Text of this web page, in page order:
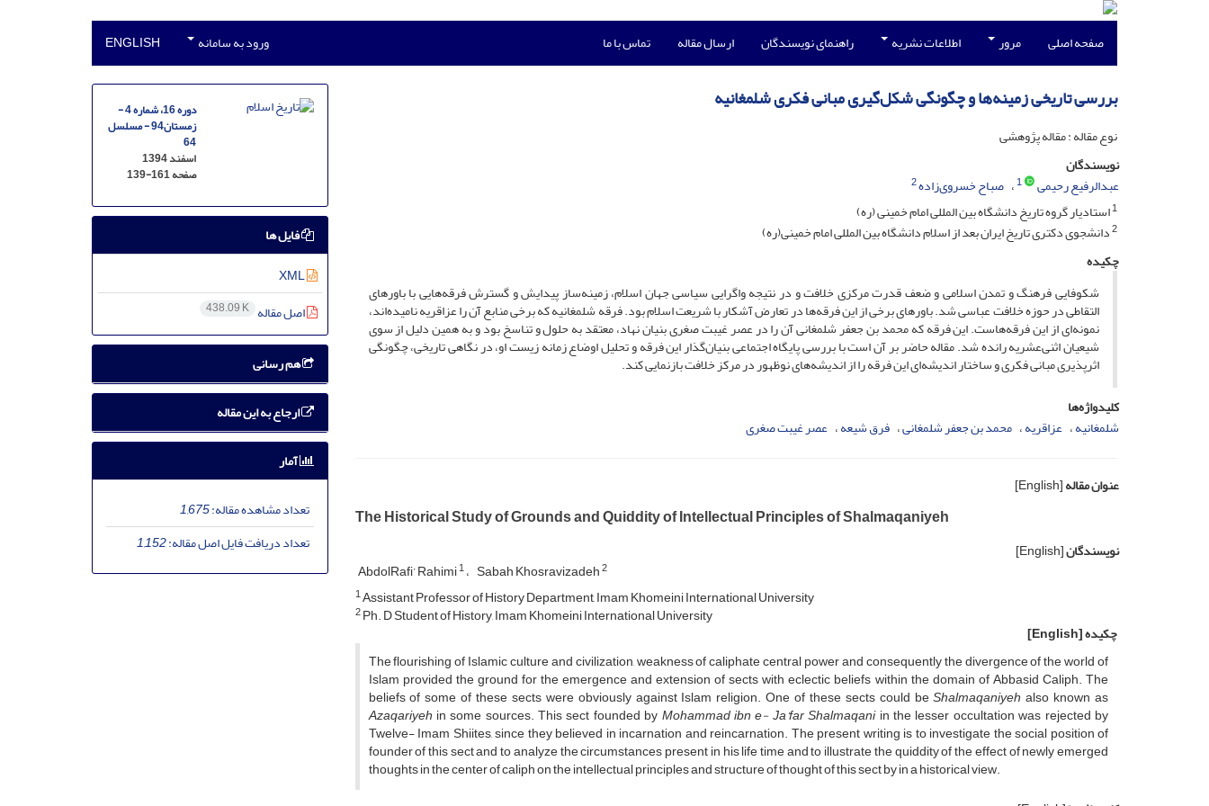
صفحه اصلی مرور اطلاعات نشریه راهنمای نویسندگان ارسال مقاله تماس با ما ورود به سامانه ENGLISH
بررسی تاریخی زمینه‌ها و چگونگی شکل‌گیری مبانی فکری شلمغانیه
نوع مقاله : مقاله پژوهشی
نویسندگان
عبدالرفیع رحیمی
1 صباح خسروی‌زاده2
1استادیار گروه تاریخ دانشگاه بین المللی امام خمینی (ره)
2دانشجوی دکتری تاریخ ایران بعد از اسلام دانشگاه بین المللی امام خمینی(ره)
چکیده
شکوفایی فرهنگ و تمدن اسلامی و ضعف قدرت مرکزی خلافت و در نتیجه واگرایی سیاسی جهان اسلام، زمینه‌ساز پیدایش و گسترش فرقه‌هایی با باورهای
التقاطی در حوزه خلافت عباسی شد. باورهای برخی از این فرقه‌ها در تعارض آشکار با شریعت اسلام بود. فرقه شلمغانیه که برخی منابع آن را عزاقریه نامیده‌اند،
نمونه‌ای از این فرقه‌هاست. این فرقه که محمد بن جعفر شلمغانی آن را در عصر غیبت صغری بنیان نهاد، معتقد به حلول و تناسخ بود و به همین دلیل از سوی
شیعیان اثنی‌عشریه رانده شد. مقاله حاضر بر آن است با بررسی پایگاه اجتماعی بنیان‌گذار این فرقه و تحلیل اوضاع زمانه زیست او، در نگاهی تاریخی، چگونگی
اثرپذیری مبانی فکری و ساختار اندیشه‌ای این فرقه را از اندیشه‌های نوظهور در مرکز خلافت بازنمایی کند.
کلیدواژه‌ها
شلمغانیه عزاقریه محمد بن جعفر شلمغانی فرق شیعه عصر غیبت صغری
عنوان مقاله[English]
The Historical Study of Grounds and Quiddity of Intellectual Principles of Shalmaqaniyeh
نویسندگان[English]
AbdolRafi’ Rahimi1 Sabah Khosravizadeh2
1Assistant Professor of History Department, Imam Khomeini International University
2Ph. D Student of History, Imam Khomeini International University
چکیده[English]
The flourishing of Islamic culture and civilization, weakness of caliphate central power and consequently the divergence of the world of
Islam provided the ground for the emergence and extension of sects with eclectic beliefs within the domain of Abbasid Caliph. The
beliefs of some of these sects were obviously against Islam religion. One of these sects could beShalmaqaniyeh also known as
Azaqariyeh in some sources. This sect founded byMohammad ibn e- Ja’far Shalmaqaniin the lesser occultation was rejected by
Twelve- Imam Shiites, since they believed in incarnation and reincarnation. The present writing is to investigate the social position of
founder of this sect and to analyze the circumstances present in his life time and to illustrate the quiddity of the effect of newly emerged
thoughts in the center of caliph on the intellectual principles and structure of thought of this sect by in a historical view.
دوره 16، شماره 4 -
زمستان94 - مسلسل
64
اسفند 1394
صفحه139-161
فایل ها
XML
اصل مقاله 438.09 K
هم رسانی
ارجاع به این مقاله
آمار
تعداد مشاهده مقاله:1,675
تعداد دریافت فایل اصل مقاله:1,152